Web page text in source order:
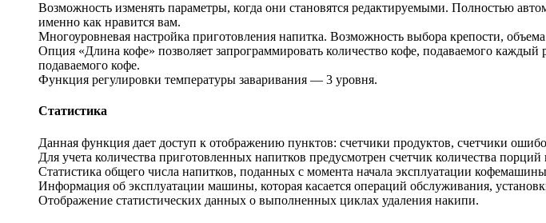
Возможность изменять параметры, когда они становятся редактируемыми. Полностью
именно как нравится вам.
Многоуровневая настройка приготовления напитка. Возможность выбора крепости,
Опция «Длина кофе» позволяет запрограммировать количество кофе, подаваемого каждый
подаваемого кофе.
Функция регулировки температуры заваривания — 3 уровня.
Статистика
Данная функция дает доступ к отображению пунктов: счетчики продуктов, счетчики
Для учета количества приготовленных напитков предусмотрен счетчик количества
Статистика общего числа напитков, поданных с момента начала эксплуатации
Информация об эксплуатации машины, которая касается операций обслуживания,
Отображение статистических данных о выполненных циклах удаления накипи.